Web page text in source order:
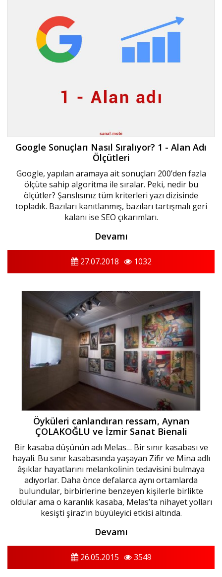
Google Sonuçları Nasıl Sıralıyor? 1 - Alan Adı
Ölçütleri
Google, yapılan aramaya ait sonuçları 200’den fazla
ölçüte sahip algoritma ile sıralar. Peki, nedir bu
ölçütler? Şanslısınız tüm kriterleri yazı dizisinde
topladık. Bazıları kanıtlanmış, bazıları tartışmalı geri
kalanı ise SEO çıkarımları.
Devamı
27.07.2018 1032
Öyküleri canlandıran ressam, Aynan
ÇOLAKOĞLU ve İzmir Sanat Bienali
Bir kasaba düşünün adı Melas… Bir sınır kasabası ve
hayali. Bu sınır kasabasında yaşayan Zifir ve Mina adlı
âşıklar hayatlarını melankolinin tedavisini bulmaya
adıyorlar. Daha önce defalarca aynı ortamlarda
bulundular, birbirlerine benzeyen kişilerle birlikte
oldular ama o karanlık kasaba, Melas’ta nihayet yolları
kesişti şiraz’ın büyüleyici etkisi altında.
Devamı
26.05.2015 3549